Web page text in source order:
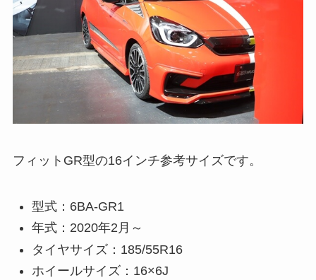
フィットGR型の16インチ参考サイズです。
型式：6BA-GR1
年式：2020年2月～
タイヤサイズ：185/55R16
ホイールサイズ：16×6J